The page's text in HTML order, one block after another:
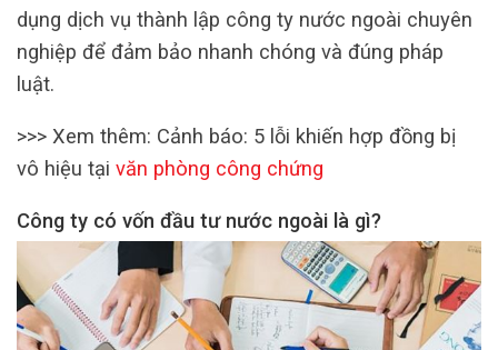
dụng dịch vụ thành lập công ty nước ngoài chuyên
nghiệp để đảm bảo nhanh chóng và đúng pháp
luật.
>>> Xem thêm: Cảnh báo: 5 lỗi khiến hợp đồng bị
vô hiệu tại văn phòng công chứng
Công ty có vốn đầu tư nước ngoài là gì?